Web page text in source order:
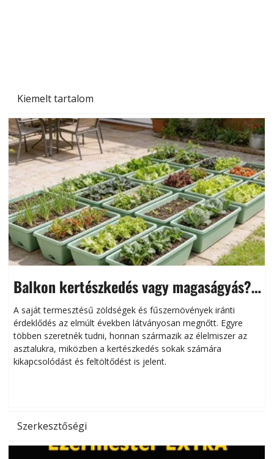
Kiemelt tartalom
Balkon kertészkedés vagy magaságyás?
Helytakarékos kertészkedés
A saját termesztésű zöldségek és fűszernövények iránti
érdeklődés az elmúlt években látványosan megnőtt. Egyre
többen szeretnék tudni, honnan származik az élelmiszer az
asztalukra, miközben a kertészkedés sokak számára
kikapcsolódást és feltöltődést is jelent.
Szerkesztőségi